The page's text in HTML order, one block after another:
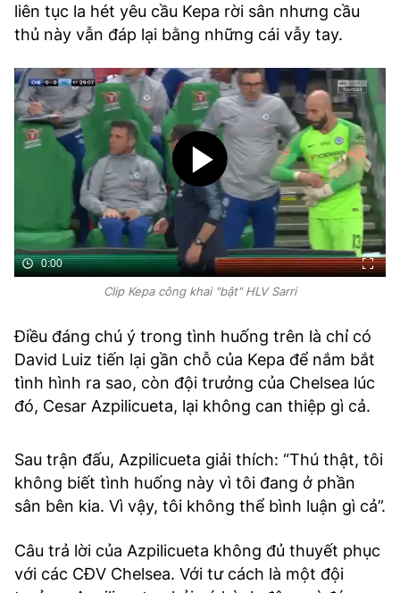
liên tục la hét yêu cầu Kepa rời sân nhưng cầu
thủ này vẫn đáp lại bằng những cái vẫy tay.
0:00
Clip Kepa công khai "bật" HLV Sarri
Điều đáng chú ý trong tình huống trên là chỉ có
David Luiz tiến lại gần chỗ của Kepa để nắm bắt
tình hình ra sao, còn đội trưởng của Chelsea lúc
đó, Cesar Azpilicueta, lại không can thiệp gì cả.
Sau trận đấu, Azpilicueta giải thích: “Thú thật, tôi
không biết tình huống này vì tôi đang ở phần
sân bên kia. Vì vậy, tôi không thể bình luận gì cả”.
Câu trả lời của Azpilicueta không đủ thuyết phục
với các CĐV Chelsea. Với tư cách là một đội